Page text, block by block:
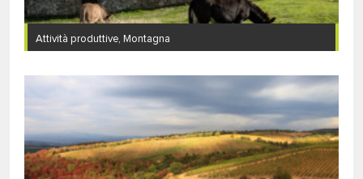
Attività produttive, Montagna